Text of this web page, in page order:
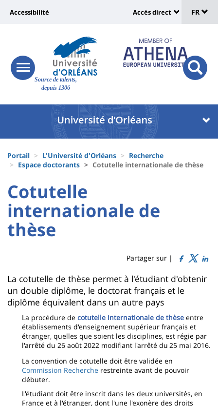
Site
Source de talents,
depuis 1306
Université
Recherche
responsive
menu
button
Université
vers
page
accessibilité
Accessibilité
:
Shortcut
links
Accès direct
de
FR
Université
Block
liste
composantes
d'Ariane
Portail L'Université d'Orléans
Recherche
Espace doctorants
Cotutelle internationale de thèse
University
:
Sidebar
University
:
Main
content
Titre
de
Cotutelle
internationale de
thèse
Partager sur |
Contenu
de
la
page
principale
La cotutelle de thèse permet à l'étudiant d'obtenir
un double diplôme, le doctorat français et le
diplôme équivalent dans un autre pays
La procédure de cotutelle internationale de thèse entre
établissements d'enseignement supérieur français et
étranger, quelles que soient les disciplines, est régie par
l'arrêté du 26 août 2022 modifiant l'arrêté du 25 mai 2016.
La convention de cotutelle doit être validée en
Commission Recherche restreinte avant de pouvoir
débuter.
L'étudiant doit être inscrit dans les deux universités, en
France et à l'étranger, dont l'une l'exonère des droits